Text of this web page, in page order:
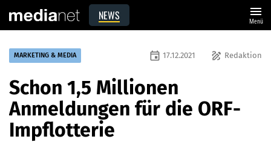
NEWS menu
Menü
MARKETING & MEDIA draw Redaktion
event 17.12.2021
Schon 1,5 Millionen
Anmeldungen für die ORF-
Impflotterie